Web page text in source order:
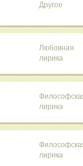
Другое
Любовная
лирика
лирика
лирика